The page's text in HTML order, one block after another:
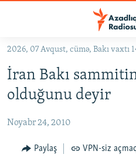
Əsas
qayıt
Əsas
naviqasiyaya
qayıt
KORRUPSIOMETR
#ƏSLINDƏ
FƏRQƏ BAX
2026, 07 Avqust, cümə, Bakı vaxtı
İran Bakı
olduğunu deyir
Noyabr 24, 2010
Paylaş VPN-siz